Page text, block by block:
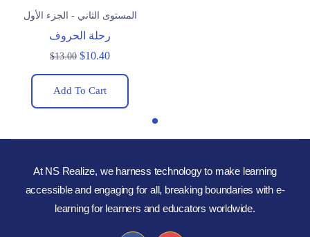
المستوى الثاني - الجزء الأول
رحلة الحروف
$13.00 $10.40
Add To Cart
At NS Realize, we harness technology to make learning
accessible and engaging for all, breaking boundaries with e-
learning for learners and educators worldwide.